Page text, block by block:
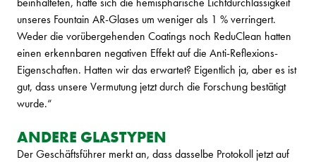
unseres Fountain AR-Glases um weniger als 1 % verringert.
Weder die vorübergehenden Coatings noch ReduClean hatten
einen erkennbaren negativen Effekt auf die Anti-Reflexions-
Eigenschaften. Hatten wir das erwartet? Eigentlich ja, aber es ist
gut, dass unsere Vermutung jetzt durch die Forschung bestätigt
wurde.“
ANDERE GLASTYPEN
Der Geschäftsführer merkt an, dass dasselbe Protokoll jetzt auf